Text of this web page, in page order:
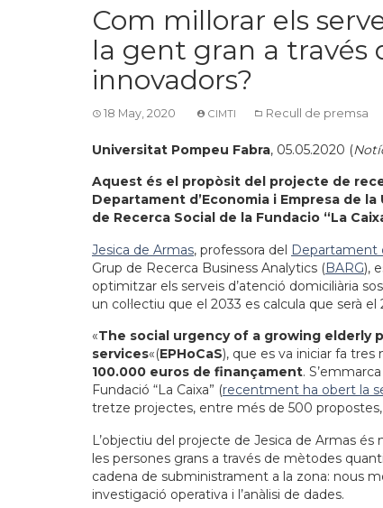
Com millorar els
la gent gran a
innovadors?
18 May, 2020 CIMTI Recull de premsa
Universitat Pompeu Fabra, 05.05.2020 (
Aquest és el propòsit del projecte de
Departament d’Economia i Empresa de
de Recerca Social de la Fundacio “La
Jesica de Armas, professora del Departament
Grup de Recerca Business Analytics (BARG),
optimitzar els serveis d’atenció domiciliària
un col·lectiu que el 2033 es calcula que serà el
«The social urgency of a growing elderly
services«(EPHoCaS), que es va iniciar fa tres
100.000 euros de finançament.
Fundació “La Caixa” (recentment ha obert la
tretze projectes, entre més de 500
L’objectiu del projecte de Jesica de Armas és
les persones grans a través de mètodes
cadena de subministrament a la zona: nous
investigació operativa i l’anàlisi de dades.